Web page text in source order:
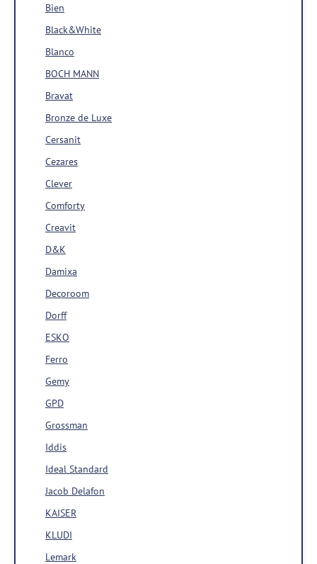
Bien
Black&White
Blanco
BOCH MANN
Bravat
Bronze de Luxe
Cersanit
Cezares
Clever
Comforty
Creavit
D&K
Damixa
Decoroom
Dorff
ESKO
Ferro
Gemy
GPD
Grossman
Iddis
Ideal Standard
Jacob Delafon
KAISER
KLUDI
Lemark